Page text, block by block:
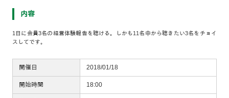
内容
1日に会員3名の経営体験報告を聴ける。しかも11名中から聴きたい3名をチョイ
スしてです。
開催日 2018/01/18
開始時間 18:00